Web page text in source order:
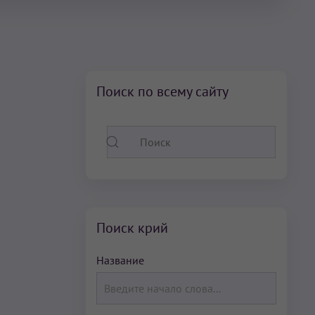
Поиск по всему сайту
Поиск крий
Название